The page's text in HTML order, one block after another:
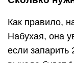
При
следует